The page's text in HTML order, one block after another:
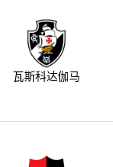
瓦斯科达伽马